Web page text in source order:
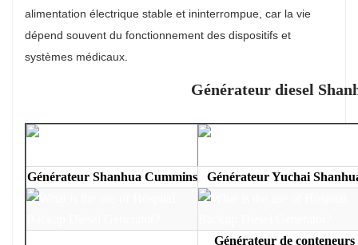
alimentation électrique stable et ininterrompue, car la vie
dépend souvent du fonctionnement des dispositifs et
systèmes médicaux.
Générateur diesel
Générateur Shanhua Cummins Générateur Yuchai
Générateur de conteneurs